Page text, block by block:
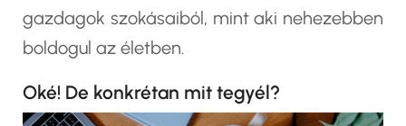
gazdagok szokásaiból, mint aki nehezebben
boldogul az életben.
Oké! De konkrétan mit tegyél?